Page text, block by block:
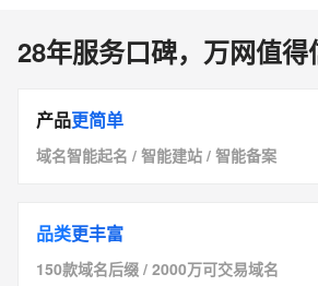
28年服务口碑，万网值得
产品更简单
域名智能起名 / 智能建站 / 智能备案
品类更丰富
150款域名后缀 / 2000万可交易域名